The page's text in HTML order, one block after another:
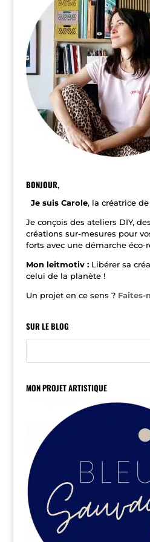
v
e
:
BONJOUR,
Je suis Carole, la créatrice
Je conçois des ateliers DIY,
créations sur-mesures pour
forts avec une démarche éco-
Mon leitmotiv : Libérer sa
celui de la planète !
Un projet en ce sens ? Faites-
SUR LE BLOG
MON PROJET ARTISTIQUE